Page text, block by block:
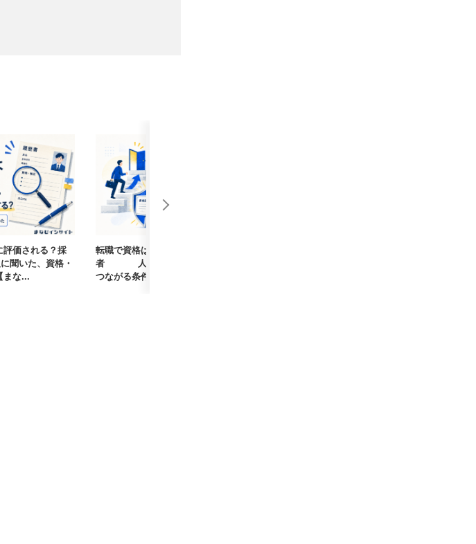
評価される？採
いた、資格・
まな...
転職で資格は武器になる？採用担当
者405人に聞いた、資格が評価に
つながる条件【まなびイ...